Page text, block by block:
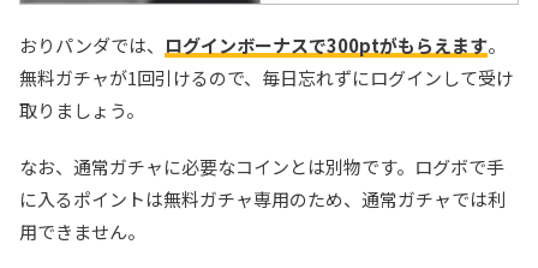
おりパンダでは、 ログインボーナスで300ptがもらえます。
無料ガチャが1回引けるので、毎日忘れずにログインして受け
取りましょう。
なお、通常ガチャに必要なコインとは別物です。ログボで手
に入るポイントは無料ガチャ専用のため、通常ガチャでは利
用できません。